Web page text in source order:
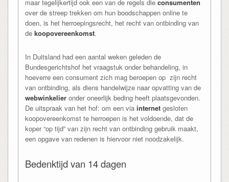
maar tegelijkertijd ook een van de regels die consumenten
over de streep trekken om hun boodschappen online te
doen, is het herroepingsrecht, het recht van ontbinding van
de koopovereenkomst.
In Duitsland had een aantal weken geleden de
Bundesgerichtshof het vraagstuk onder behandeling, in
hoeverre een consument zich mag beroepen op zijn recht
van ontbinding, als diens handelwijze naar opvatting van de
webwinkelieronder oneerlijk beding heeft plaatsgevonden.
De uitspraak van het hof: om een via internetgesloten
koopovereenkomst te herroepen is het voldoende, dat de
koper “op tijd” van zijn recht van ontbinding gebruik maakt,
een opgave van redenen is hiervoor niet noodzakelijk.
Bedenktijd van 14 dagen